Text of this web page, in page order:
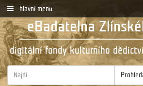
hlavní menu
eBadatelna
digitální fondy kulturního